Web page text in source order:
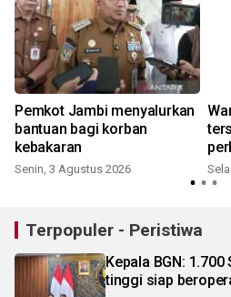
Pemkot Jambi menyalurkan
bantuan bagi korban
kebakaran
Senin, 3 Agustus 2026
Terpopuler - Peristiwa
Kepala BGN:
tinggi siap